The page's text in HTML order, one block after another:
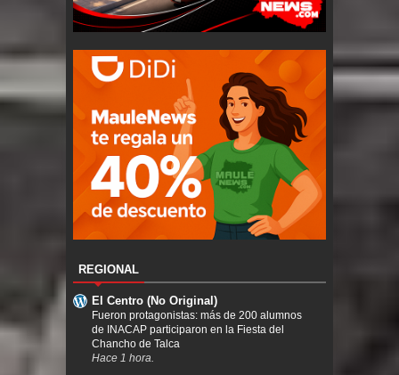
REGIONAL
El Centro (No Original)
Fueron protagonistas: más de 200 alumnos
de INACAP participaron en la Fiesta del
Chancho de Talca
Hace 1 hora.